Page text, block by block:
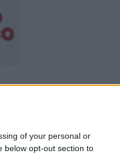
of your personal or
below opt-out section to